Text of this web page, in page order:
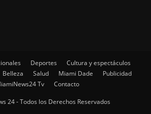
Deportes
Cultura y espectáculos
Belleza Salud Miami Dade
Publicidad
Tv
Contacto
24 - Todos los Derechos Reservados